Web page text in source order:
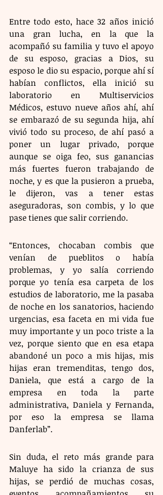
Entre todo esto, hace 32 años inició
una gran lucha, en la que la
acompañó su familia y tuvo el apoyo
de su esposo, gracias a Dios, su
esposo le dio su espacio, porque ahí sí
habían conflictos, ella inició su
laboratorio en Multiservicios
Médicos, estuvo nueve años ahí, ahí
se embarazó de su segunda hija, ahí
vivió todo su proceso, de ahí pasó a
poner un lugar privado, porque
aunque se oiga feo, sus ganancias
más fuertes fueron trabajando de
noche, y es que la pusieron a prueba,
le dijeron, vas a tener estas
aseguradoras, son combis, y lo que
pase tienes que salir corriendo.
“Entonces, chocaban combis que
venían de pueblitos o había
problemas, y yo salía corriendo
porque yo tenía esa carpeta de los
estudios de laboratorio, me la pasaba
de noche en los sanatorios, haciendo
urgencias, esa faceta en mi vida fue
muy importante y un poco triste a la
vez, porque siento que en esa etapa
abandoné un poco a mis hijas, mis
hijas eran tremenditas, tengo dos,
Daniela, que está a cargo de la
empresa en toda la parte
administrativa, Daniela y Fernanda,
por eso la empresa se llama
Danferlab”.
Sin duda, el reto más grande para
Maluye ha sido la crianza de sus
hijas, se perdió de muchas cosas,